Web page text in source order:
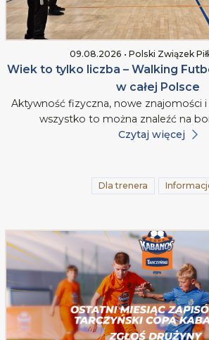
09.08.2026 • Polski Związek
Wiek to tylko liczba – Walking
w całej Polsce
Aktywność fizyczna, nowe znajomości i
wszystko to można znaleźć na
Czytaj więcej
Dla trenera